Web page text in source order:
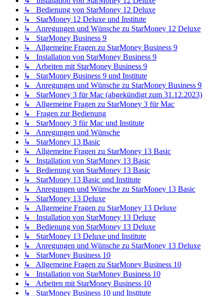
↳ Bedienung von StarMoney 12 Deluxe
↳ StarMoney 12 Deluxe und Institute
↳ Anregungen und Wünsche zu StarMoney 12 Deluxe
↳ StarMoney Business 9
↳ Allgemeine Fragen zu StarMoney Business 9
↳ Installation von StarMoney Business 9
↳ Arbeiten mit StarMoney Business 9
↳ StarMoney Business 9 und Institute
↳ Anregungen und Wünsche zu StarMoney Business 9
↳ StarMoney 3 für Mac (abgekündigt zum 31.12.2023)
↳ Allgemeine Fragen zu StarMoney 3 für Mac
↳ Fragen zur Bedienung
↳ StarMoney 3 für Mac und Institute
↳ Anregungen und Wünsche
↳ StarMoney 13 Basic
↳ Allgemeine Fragen zu StarMoney 13 Basic
↳ Installation von StarMoney 13 Basic
↳ Bedienung von StarMoney 13 Basic
↳ StarMoney 13 Basic und Institute
↳ Anregungen und Wünsche zu StarMoney 13 Basic
↳ StarMoney 13 Deluxe
↳ Allgemeine Fragen zu StarMoney 13 Deluxe
↳ Installation von StarMoney 13 Deluxe
↳ Bedienung von StarMoney 13 Deluxe
↳ StarMoney 13 Deluxe und Institute
↳ Anregungen und Wünsche zu StarMoney 13 Deluxe
↳ StarMoney Business 10
↳ Allgemeine Fragen zu StarMoney Business 10
↳ Installation von StarMoney Business 10
↳ Arbeiten mit StarMoney Business 10
↳ StarMoney Business 10 und Institute